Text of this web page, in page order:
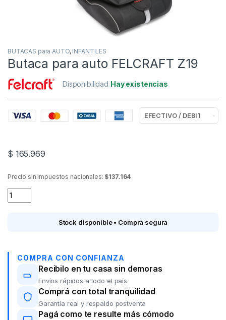
BUTACAS para AUTO, INFANTILES
Butaca para auto FELCRAFT Z19
Disponibilidad Hay existencias
$ 165.969
Precio sin impuestos nacionales: $137.164
Butaca para auto FELCRAFT Z19 quantity
Stock disponible • Compra segura
COMPRA CON CONFIANZA
Recibilo en tu casa sin demoras
Envíos rápidos a todo el país
Comprá con total tranquilidad
Garantía real y respaldo postventa
Pagá como te resulte más cómodo